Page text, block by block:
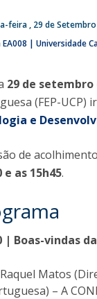
Centre for
Nacionais
feira , 29 de
EA008 | Universidade
29 de setembro
(FEP-UCP)
e
de
e as 15h45.
| Boas-vindas
Raquel Matos
– A